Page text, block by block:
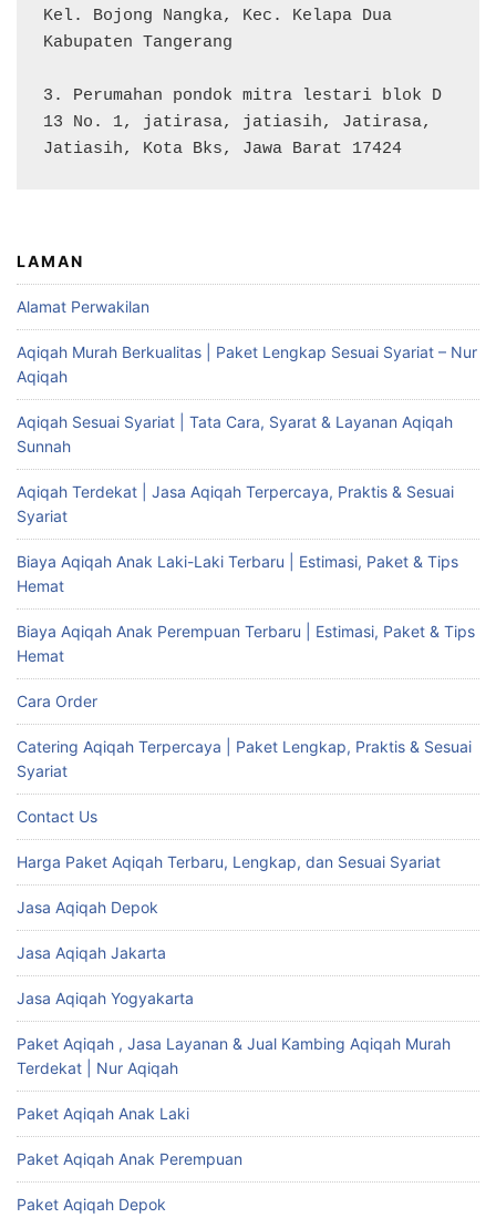
Kel. Bojong Nangka, Kec. Kelapa Dua
Kabupaten Tangerang
3. Perumahan pondok mitra lestari blok D
13 No. 1, jatirasa, jatiasih, Jatirasa,
Jatiasih, Kota Bks, Jawa Barat 17424
LAMAN
Alamat Perwakilan
Aqiqah Murah Berkualitas | Paket Lengkap Sesuai Syariat – Nur
Aqiqah
Aqiqah Sesuai Syariat | Tata Cara, Syarat & Layanan Aqiqah
Sunnah
Aqiqah Terdekat | Jasa Aqiqah Terpercaya, Praktis & Sesuai
Syariat
Biaya Aqiqah Anak Laki-Laki Terbaru | Estimasi, Paket & Tips
Hemat
Biaya Aqiqah Anak Perempuan Terbaru | Estimasi, Paket & Tips
Hemat
Cara Order
Catering Aqiqah Terpercaya | Paket Lengkap, Praktis & Sesuai
Syariat
Contact Us
Harga Paket Aqiqah Terbaru, Lengkap, dan Sesuai Syariat
Jasa Aqiqah Depok
Jasa Aqiqah Jakarta
Jasa Aqiqah Yogyakarta
Paket Aqiqah , Jasa Layanan & Jual Kambing Aqiqah Murah
Terdekat | Nur Aqiqah
Paket Aqiqah Anak Laki
Paket Aqiqah Anak Perempuan
Paket Aqiqah Depok